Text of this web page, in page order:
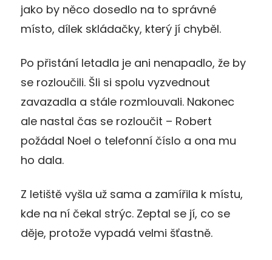
jako by něco dosedlo na to správné
místo, dílek skládačky, který jí chyběl.
Po přistání letadla je ani nenapadlo, že by
se rozloučili. Šli si spolu vyzvednout
zavazadla a stále rozmlouvali. Nakonec
ale nastal čas se rozloučit – Robert
požádal Noel o telefonní číslo a ona mu
ho dala.
Z letiště vyšla už sama a zamířila k místu,
kde na ní čekal strýc. Zeptal se jí, co se
děje, protože vypadá velmi šťastně.